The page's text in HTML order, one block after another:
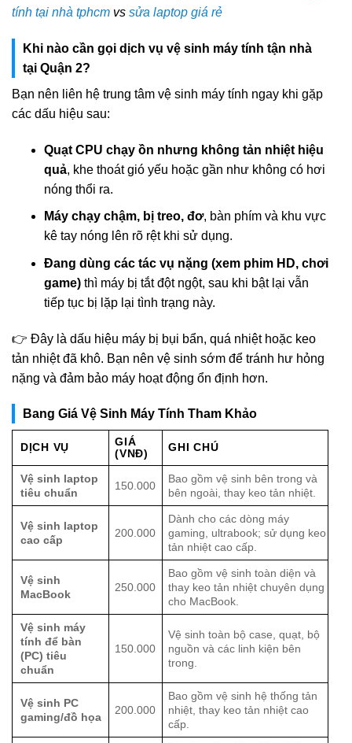
tính tại nhà tphcm vs sửa laptop giá rẻ
Khi nào cần gọi dịch vụ vệ sinh máy tính tận nhà
tại Quận 2?
Bạn nên liên hệ trung tâm vệ sinh máy tính ngay khi gặp
các dấu hiệu sau:
Quạt CPU chạy ồn nhưng không tản nhiệt hiệu
quả, khe thoát gió yếu hoặc gần như không có hơi
nóng thổi ra.
Máy chạy chậm, bị treo, đơ, bàn phím và khu vực
kê tay nóng lên rõ rệt khi sử dụng.
Đang dùng các tác vụ nặng (xem phim HD, chơi
game)thì máy bị tắt đột ngột, sau khi bật lại vẫn
tiếp tục bị lặp lại tình trạng này.
👉 Đây là dấu hiệu máy bị bụi bẩn, quá nhiệt hoặc keo
tản nhiệt đã khô. Bạn nên vệ sinh sớm để tránh hư hỏng
nặng và đảm bảo máy hoạt động ổn định hơn.
Bang Giá Vệ Sinh Máy Tính Tham Khảo
DỊCH VỤ
GIÁ
(VNĐ)
GHI CHÚ
Vệ sinh laptop
tiêu chuẩn
150.000
Bao gồm vệ sinh bên trong và
bên ngoài, thay keo tản nhiệt.
Vệ sinh laptop
cao cấp
200.000
Dành cho các dòng máy
gaming, ultrabook; sử dụng keo
tản nhiệt cao cấp.
Vệ sinh
MacBook
250.000
Bao gồm vệ sinh toàn diện và
thay keo tản nhiệt chuyên dụng
cho MacBook.
Vệ sinh máy
tính để bàn
(PC) tiêu
chuẩn
150.000
Vệ sinh toàn bộ case, quạt, bộ
nguồn và các linh kiện bên
trong.
Vệ sinh PC
gaming/đồ họa
200.000
Bao gồm vệ sinh hệ thống tản
nhiệt, thay keo tản nhiệt cao
cấp.